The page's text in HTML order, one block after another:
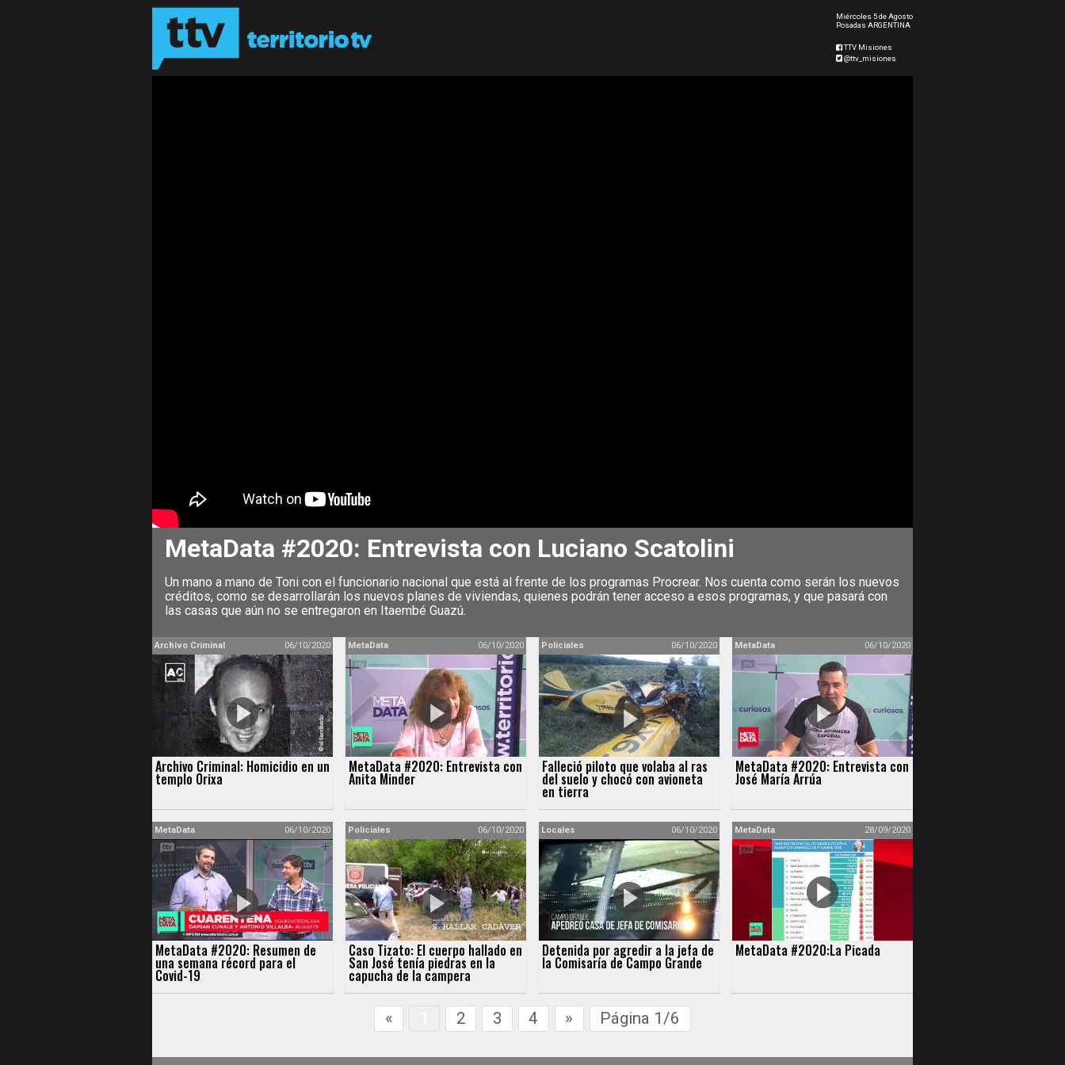
Miércoles 5 de Agosto
Posadas ARGENTINA
TTV Misiones
@ttv_misiones
MetaData #2020: Entrevista con Luciano Scatolini
Un mano a mano de Toni con el funcionario nacional que está al frente de los programas Procrear. Nos cuenta como serán los nuevos
créditos, como se desarrollarán los nuevos planes de viviendas, quienes podrán tener acceso a esos programas, y que pasará con
las casas que aún no se entregaron en Itaembé Guazú.
Archivo Criminal 06/10/2020
Archivo Criminal: Homicidio en un
templo Orixa
MetaData 06/10/2020
MetaData #2020: Entrevista con
Anita Minder
Policiales 06/10/2020
Falleció piloto que volaba al ras
del suelo y chocó con avioneta
en tierra
MetaData 06/10/2020
MetaData #2020: Entrevista con
José María Arrúa
MetaData 06/10/2020
MetaData #2020: Resumen de
una semana récord para el
Covid-19
Policiales 06/10/2020
Caso Tizato: El cuerpo hallado en
San José tenía piedras en la
capucha de la campera
Locales 06/10/2020
Detenida por agredir a la jefa de
la Comisaría de Campo Grande
MetaData 28/09/2020
MetaData #2020:La Picada
« 2 3 4 » Página 1/6